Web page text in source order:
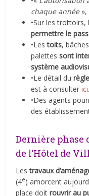
chaque année»,
•Sur les
permettre le
•Lestoits,
palettessont
système
•Le détail du
est à consulterici.
•Des agents
des
Dernière phase
de l’Hôtel de
Lestravaux
(4e) amorcent
place doitrouvrir au